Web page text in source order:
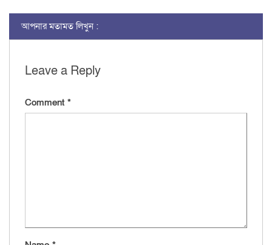
আপনার মতামত লিখুন :
Leave a Reply
Comment *